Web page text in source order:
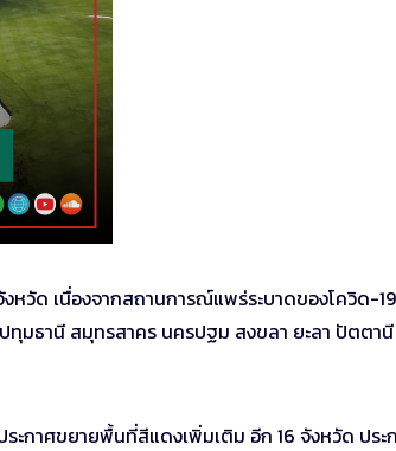
หวัด เนื่องจากสถานการณ์แพร่ระบาดของโควิด-
ทุมธานี สมุทรสาคร นครปฐม สงขลา ยะลา ปัตตานี
ะกาศขยายพื้นที่สีแดงเพิ่มเติม อีก 16 จังหวัด ประ